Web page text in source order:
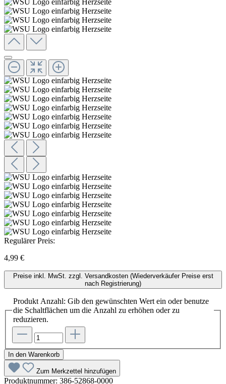
Regulärer Preis:
4,99 €
Preise inkl. MwSt. zzgl. Versandkosten (Wiederverkäufer Preise erst
nach Registrierung)
Produkt Anzahl: Gib den gewünschten Wert ein oder benutze
die Schaltflächen um die Anzahl zu erhöhen oder zu
reduzieren.
In den Warenkorb
Zum Merkzettel hinzufügen
Produktnummer: 386-52868-0000